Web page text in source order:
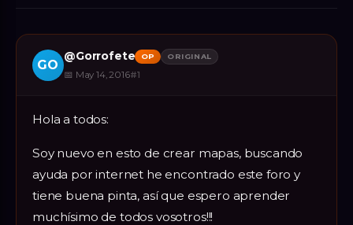
GO
@Gorrofete OP ORIGINAL
📅 May 14, 2016#1
Hola a todos:
Soy nuevo en esto de crear mapas, buscando
ayuda por internet he encontrado este foro y
tiene buena pinta, así que espero aprender
muchísimo de todos vosotros!!!